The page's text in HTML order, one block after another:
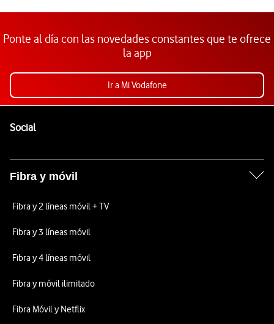
Ponte al día con las novedades constantes que te ofrece
la app
Ir a Mi Vodafone
SocialEnlaces a las redes sociales de Vodafone
Fibra y móvil
Fibra y 2 líneas móvil + TV
Fibra y 3 líneas móvil
Fibra y 4 líneas móvil
Fibra y móvil ilimitado
Fibra Móvil y Netflix